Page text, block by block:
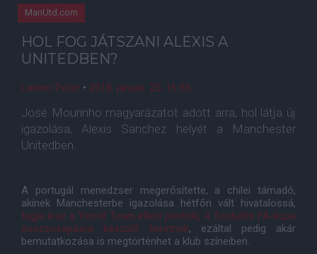
ManUtd.com
HOL FOG JÁTSZANI ALEXIS A
UNITEDBEN?
Lakner Péter • 2018. január. 25. 16:55
José Mourinho magyarázatot adott arra, hol látja új
igazolása, Alexis Sanchez helyét a Manchester
Unitedben.
A portugál menedzser megerősítette, a chilei támadó,
akinek Manchesterbe igazolása hétfőn vált hivatalossá,
tagja lesz a Yeovil Town elleni pénteki, 4. fordulós FA-kupa
összecsapásra készülő keretnek, ezáltal pedig akár
bemutatkozása is megtörténhet a klub színeiben.